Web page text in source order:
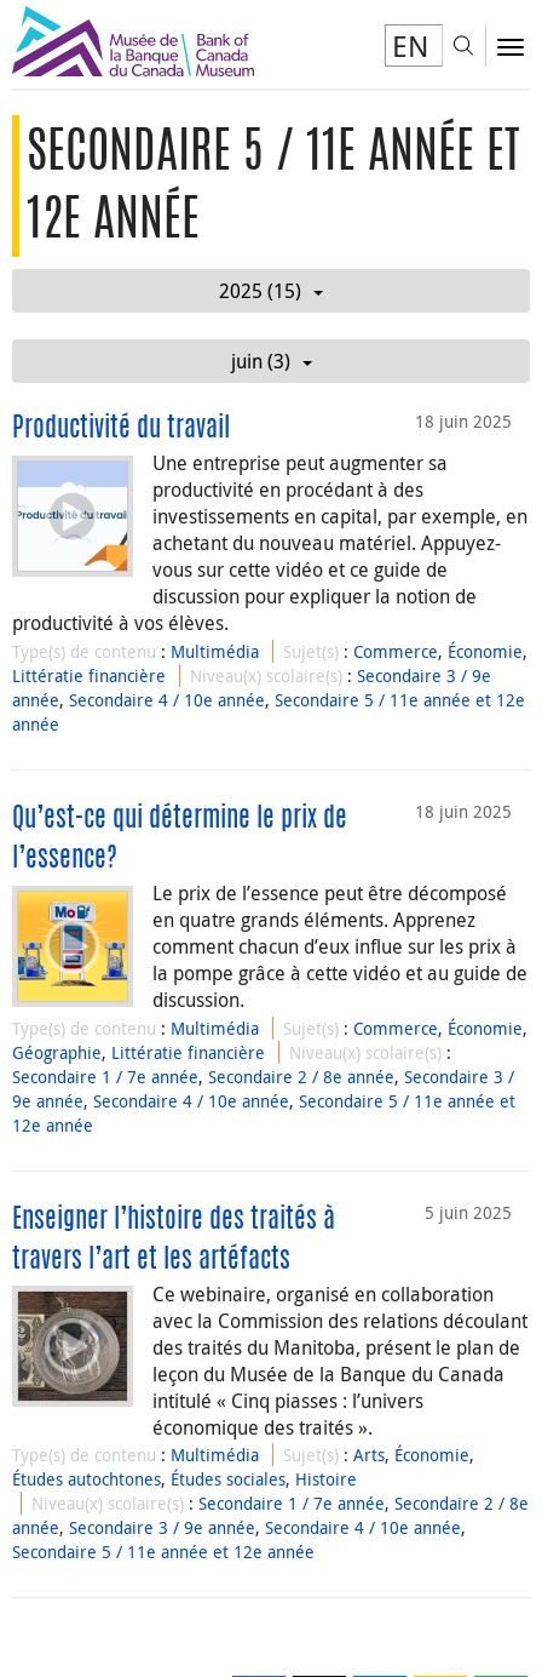
EN
SECONDAIRE 5 / 11E ANNÉE ET
12E ANNÉE
2025 (15)
juin (3)
18 juin 2025
Productivité du travail
Une entreprise peut augmenter sa
productivité en procédant à des
investissements en capital, par exemple, en
achetant du nouveau matériel. Appuyez-
vous sur cette vidéo et ce guide de
discussion pour expliquer la notion de
productivité à vos élèves.
Type(s) de contenu : Multimédia Sujet(s) :Commerce, Économie,
Littératie financière
Niveau(x) scolaire(s) :Secondaire 3 / 9e
année, Secondaire 4 / 10e année, Secondaire 5 / 11e année et 12e
année
18 juin 2025
Qu’est-ce qui détermine le prix de
l’essence?
Le prix de l’essence peut être décomposé
en quatre grands éléments. Apprenez
comment chacun d’eux influe sur les prix à
la pompe grâce à cette vidéo et au guide de
discussion.
Type(s) de contenu : Multimédia Sujet(s) :Commerce, Économie,
Géographie, Littératie financière Niveau(x) scolaire(s) :
Secondaire 1 / 7e année, Secondaire 2 / 8e année, Secondaire 3 /
9e année, Secondaire 4 / 10e année, Secondaire 5 / 11e année et
12e année
5 juin 2025
Enseigner l’histoire des traités à
travers l’art et les artéfacts
Ce webinaire, organisé en collaboration
avec la Commission des relations découlant
des traités du Manitoba, présent le plan de
leçon du Musée de la Banque du Canada
intitulé « Cinq piasses : l’univers
économique des traités ».
Type(s) de contenu : Multimédia Sujet(s) :Arts, Économie,
Études autochtones, Études sociales, Histoire
Niveau(x) scolaire(s) :Secondaire 1 / 7e année,Secondaire 2 / 8e
année, Secondaire 3 / 9e année, Secondaire 4 / 10e année,
Secondaire 5 / 11e année et 12e année